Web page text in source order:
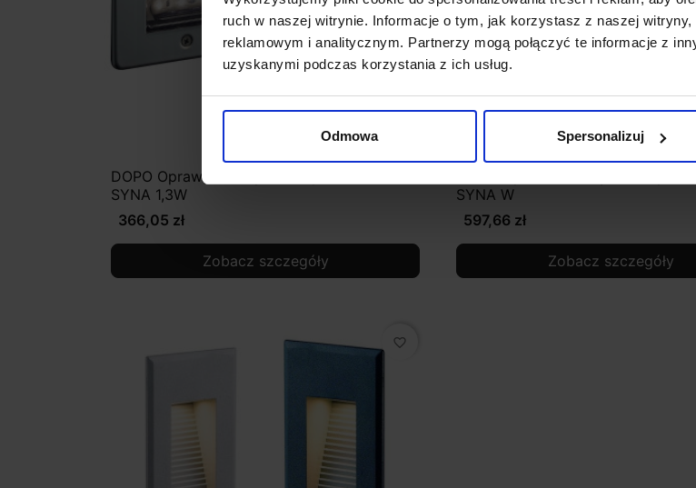
ruch w naszej witrynie. Informacje o tym, jak korzystasz z naszej
reklamowym i analitycznym. Partnerzy mogą połączyć te informacje z
uzyskanymi podczas korzystania z ich usług.
Odmowa Spersonalizuj
DOPO Oprawa zewnętrzna wpuszczana
SYNA 1,3W
366,05 zł
Zobacz szczegóły
SYNA W
597,66 zł
Zobacz szczegóły
favorite_border